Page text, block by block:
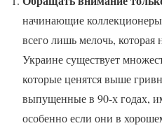
начинающие
всего лишь мелочь, которая
Украине существует
которые ценятся выше
выпущенные в 90-х годах,
особенно если они в